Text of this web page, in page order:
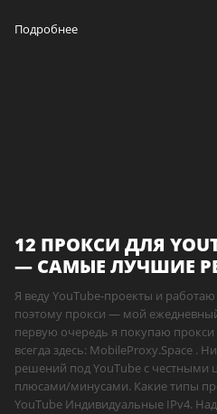
Подробнее
12 ПРОКСИ ДЛЯ
— САМЫЕ ЛУЧШИЕ
Я веду YouTube-проекты и
поэтому прокси — мой
первую очередь я покупаю
всегда здесь: MobileProxy.Space .
решений под YouTube с честными
плюсами/минусами. Какие типы
YouTube Индивидуальные IPv4.